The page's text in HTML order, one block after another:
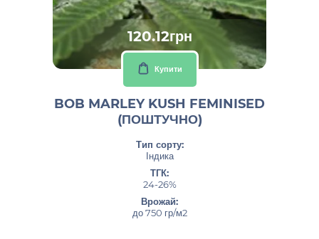
120.12грн
Купити
BOB MARLEY KUSH FEMINISED
(ПОШТУЧНО)
Тип сорту:
Індика
ТГК:
24-26%
Врожай:
до 750 гр/м2